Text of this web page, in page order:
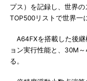
プス）を記録し、世界
TOP500リストで世界一
A64FXを搭載した後継
ョン実行性能と、30M
る。